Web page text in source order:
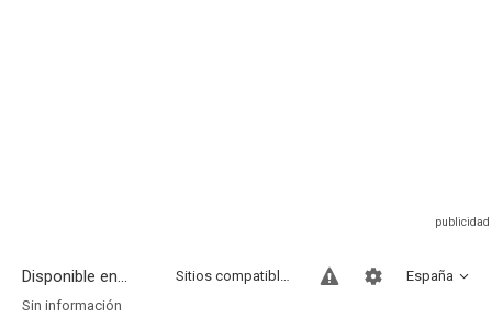
Disponible en... España
Sitios compatibles
Sin información